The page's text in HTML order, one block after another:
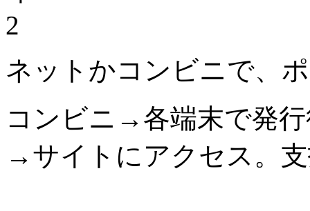
2
ネットかコンビニで、
コンビニ→各端末で発
→サイトにアクセス。